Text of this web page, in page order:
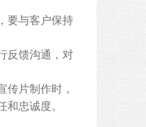
要与客户保持
反馈沟通，对
片制作时，
忠诚度。